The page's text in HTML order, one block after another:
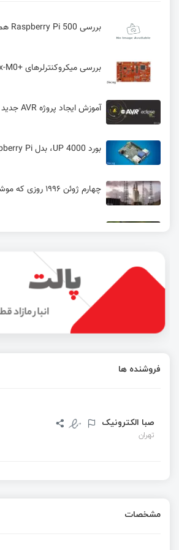
بررسی Raspberry Pi 500 همراه با مانیتور Raspberry Pi
بررسی میکروکنترلرهای +MSPM0 Arm Cortex-M0
آموزش ایجاد پروژه AVR جدید در نرم افزار Eclips
بورد UP 4000، بدل Raspberry Pi با پردازنده x86
چهارم ژوئن ۱۹۹۶ روزی که موشک آریان ۵ منفجر شد!
تولد ستاره ای نوظهور در سپهر IOT
کامپایلر GCC چیست؟ + بررسی نحوه عملکرد
فروشنده ها
صبا الکترونیک
تهران
مشخصات